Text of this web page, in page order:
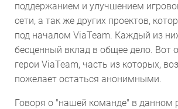
поддержанием и улучшением
сети, а так же других проектов,
под началом ViaTeam. Каждый из
бесценный вклад в общее дело. Вот
герои ViaTeam, часть из которых,
пожелает остаться анонимными.
Говоря о "нашей команде" в данном